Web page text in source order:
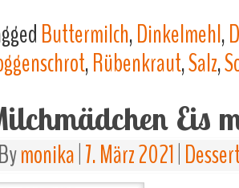
Buttermilch,Dinkelmehl,
,Rübenkraut,Salz,
Eis
Bymonika 7. März 2021